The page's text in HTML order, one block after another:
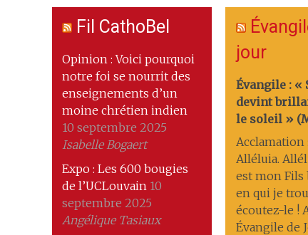
Fil CathoBel
Opinion : Voici pourquoi
notre foi se nourrit des
enseignements d’un
moine chrétien indien
10 septembre 2025
Isabelle Bogaert
Expo : Les 600 bougies
de l’UCLouvain 10
septembre 2025
Angélique Tasiaux
jour
Évangile : «
devint
le soleil »
Acclamation
Alléluia.
est mon Fils
en qui je
écoutez-le !
Évangile de